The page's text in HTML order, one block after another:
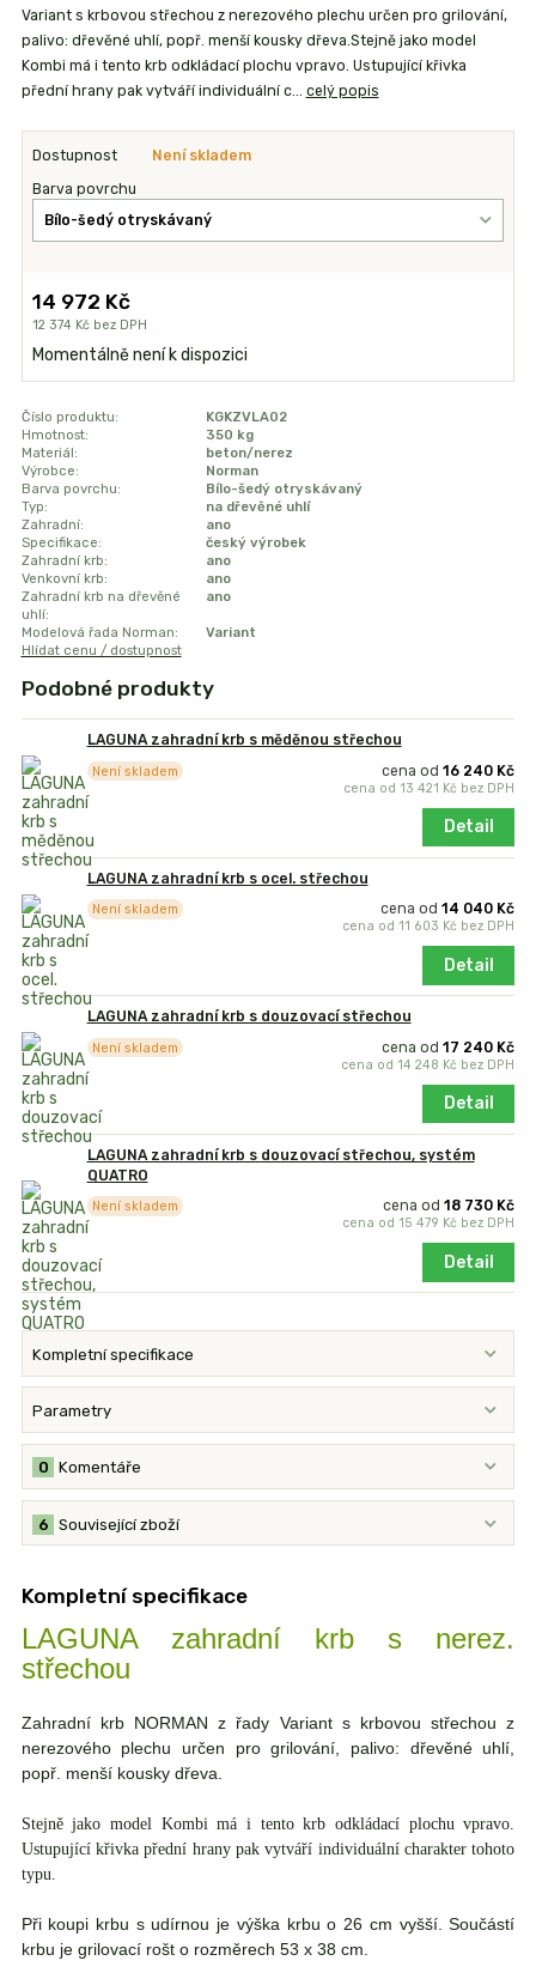
Variant s krbovou střechou z nerezového plechu určen pro grilování,
palivo: dřevěné uhlí, popř. menší kousky dřeva.Stejně jako model
Kombi má i tento krb odkládací plochu vpravo. Ustupující křivka
přední hrany pak vytváří individuální c... celý popis
Dostupnost Není skladem
Barva povrchu
14 972 Kč
12 374 Kč bez DPH
Momentálně není k dispozici
Číslo produktu:
KGKZVLA02
Hmotnost:
350 kg
Materiál:
beton/nerez
Výrobce:
Norman
Barva povrchu:
Bílo-šedý otryskávaný
Typ:
na dřevěné uhlí
Zahradní:
ano
Specifikace:
český výrobek
Zahradní krb:
ano
Venkovní krb:
ano
Zahradní krb na dřevěné
uhlí:
ano
Modelová řada Norman:
Variant
Hlídat cenu / dostupnost
Podobné produkty
LAGUNA zahradní krb s měděnou střechou
cena od16 240 Kč
cena od13 421 Kč bez DPH
Není skladem
Detail
LAGUNA zahradní krb s ocel. střechou
cena od14 040 Kč
cena od11 603 Kč bez DPH
Není skladem
Detail
LAGUNA zahradní krb s douzovací střechou
cena od17 240 Kč
cena od14 248 Kč bez DPH
Není skladem
Detail
LAGUNA zahradní krb s douzovací střechou, systém
QUATRO
cena od18 730 Kč
cena od15 479 Kč bez DPH
Není skladem
Detail
Kompletní specifikace
Parametry
Komentáře
0
Související zboží
6
Kompletní specifikace
LAGUNA zahradní krb s nerez.
střechou
Zahradní krb NORMAN z řady Variant s krbovou střechou z
nerezového plechu určen pro grilování, palivo: dřevěné uhlí,
popř. menší kousky dřeva.
Stejně jako model Kombi má i tento krb odkládací plochu vpravo.
Ustupující křivka přední hrany pak vytváří individuální charakter tohoto
typu.
Při koupi krbu s udírnou je výška krbu o 26 cm vyšší. Součástí
krbu je grilovací rošt o rozměrech 53 x 38 cm.